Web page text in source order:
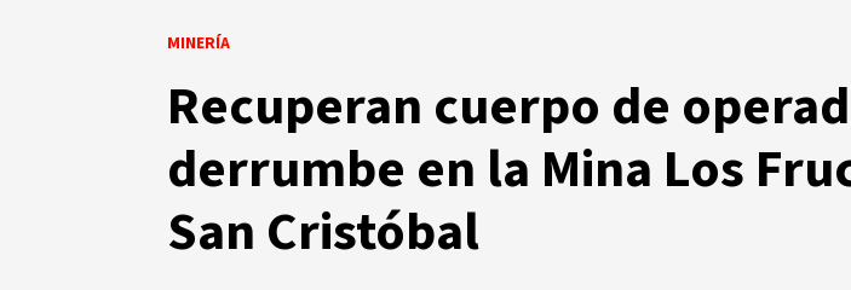
MINERÍA
Recuperan cuerpo de
derrumbe en la Mina Los
San Cristóbal